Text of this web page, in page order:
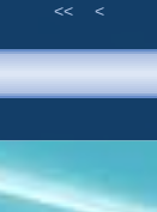
<< <